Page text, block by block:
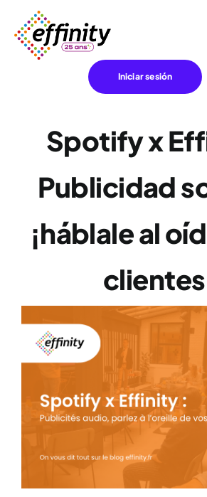
content
Especialización
Contacto
Iniciar sesión
Spotify x
Publicidad
¡háblale al